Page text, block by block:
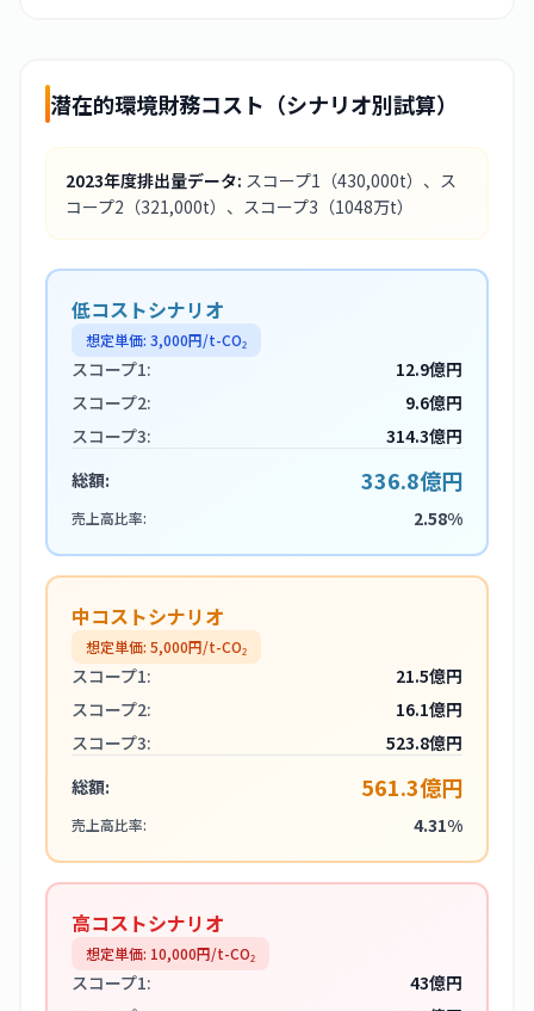
潜在的環境財務コスト（シナリオ別試算）
2023年度排出量データ: スコープ1 （430,000t） 、ス
コープ2 （321,000t） 、スコープ3 （1048万t）
低コストシナリオ
想定単価: 3,000円/t-CO₂
スコープ1:
12.9億円
スコープ2:
9.6億円
スコープ3:
314.3億円
総額:
336.8億円
売上高比率: 2.58%
中コストシナリオ
想定単価: 5,000円/t-CO₂
スコープ1:
21.5億円
スコープ2:
16.1億円
スコープ3:
523.8億円
総額:
561.3億円
売上高比率: 4.31%
高コストシナリオ
想定単価: 10,000円/t-CO₂
スコープ1:
43億円